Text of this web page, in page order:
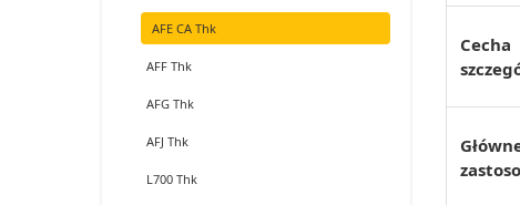
AFE CA Thk
AFF Thk
AFG Thk
AFJ Thk
L700 Thk
Cecha